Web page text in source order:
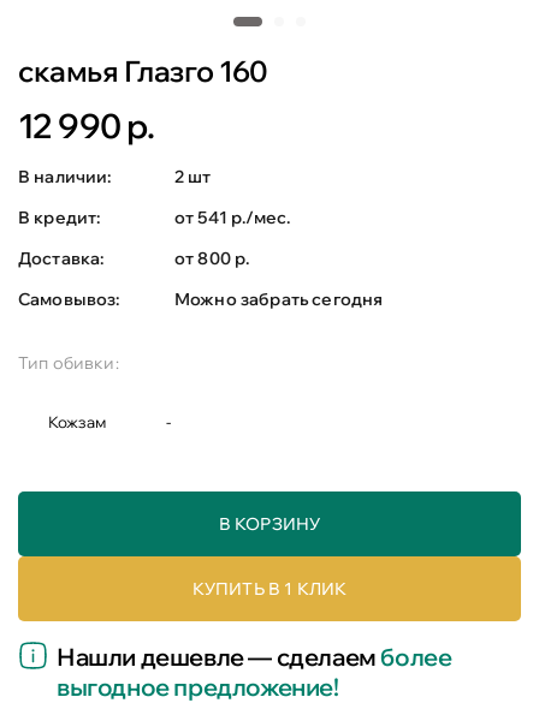
скамья Глазго 160
12 990 р.
В наличии:
2 шт
В кредит:
от 541 р./мес.
Доставка:
от 800 р.
Самовывоз:
Можно забрать сегодня
Тип обивки:
Кожзам -
В КОРЗИНУ
КУПИТЬ В 1 КЛИК
Нашли дешевле — сделаемболее
выгодное предложение!